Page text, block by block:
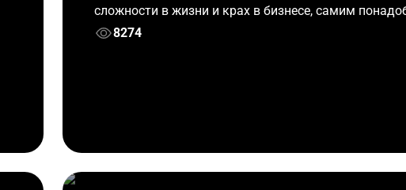
сложности в жизни и крах в бизнесе, самим
8274